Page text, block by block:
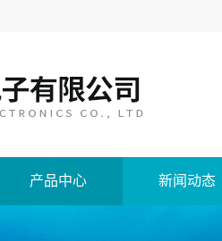
产品中心 新闻动态